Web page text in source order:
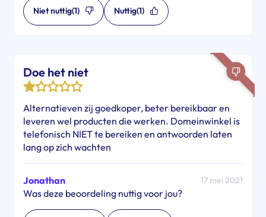
Niet nuttig(1) Nuttig(1)
Doe het niet
Alternatieven zij goedkoper, beter bereikbaar en
leveren wel producten die werken. Domeinwinkel is
telefonisch NIET te bereiken en antwoorden laten
lang op zich wachten
Jonathan 17 mei 2021
Was deze beoordeling nuttig voor jou?